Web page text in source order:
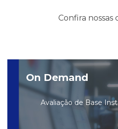
Confira nossas
On Demand
Avaliação de Base